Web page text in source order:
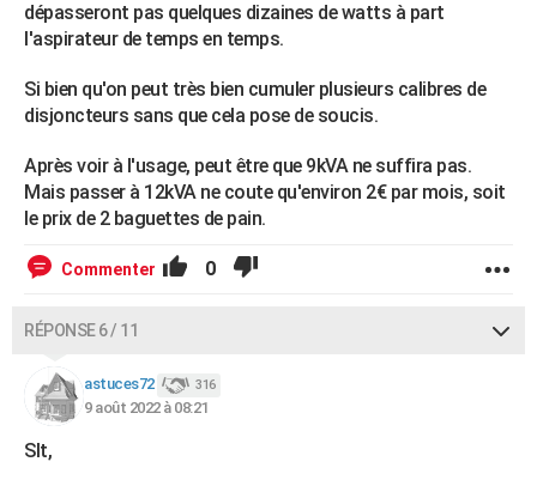
dépasseront pas quelques dizaines de watts à part
l'aspirateur de temps en temps.
Si bien qu'on peut très bien cumuler plusieurs calibres de
disjoncteurs sans que cela pose de soucis.
Après voir à l'usage, peut être que 9kVA ne suffira pas.
Mais passer à 12kVA ne coute qu'environ 2€ par mois, soit
le prix de 2 baguettes de pain.
Commenter 0
RÉPONSE 6 / 11
astuces72 316
9 août 2022 à 08:21
Slt,